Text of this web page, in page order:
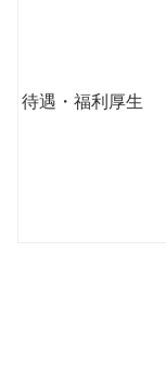
待遇・福利厚生